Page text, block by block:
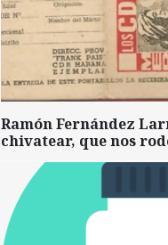
Ramón Fernández
chivatear, que nos